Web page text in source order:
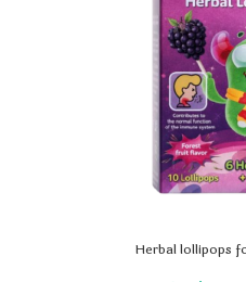
Herbal lollipops